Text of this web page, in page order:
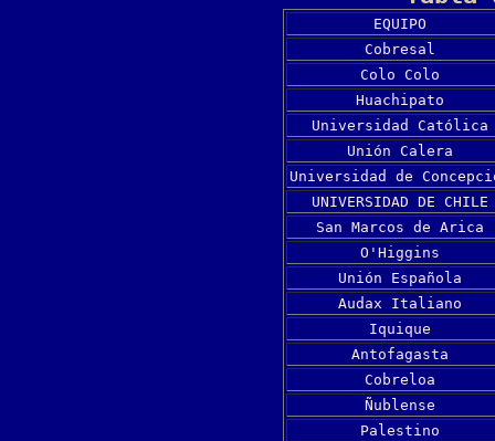
EQUIPO
Cobresal
Colo Colo
Huachipato
Universidad Católica
Unión Calera
Universidad de
UNIVERSIDAD DE CHILE
San Marcos de Arica
O'Higgins
Unión Española
Audax Italiano
Iquique
Antofagasta
Cobreloa
Ñublense
Palestino